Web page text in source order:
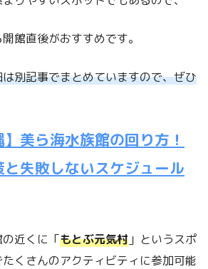
館直後がおすすめです。
別記事でまとめていますので、ぜひ
美ら海水族館の回り方！
失敗しないスケジュール
近くに「もとぶ元気村 」というスポ
くさんのアクティビティに参加可能